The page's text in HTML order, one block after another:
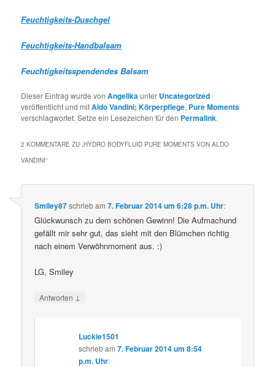
Feuchtigkeits-Duschgel
Feuchtigkeits-Handbalsam
Feuchtigkeitsspendendes Balsam
Dieser Eintrag wurde vonAngelikaunter Uncategorized
veröffentlicht und mitAldo Vandini; Körperpflege, Pure Moments
verschlagwortet. Setze ein Lesezeichen für den Permalink.
2 KOMMENTARE ZU „HYDRO BODYFLUID PURE MOMENTS VON ALDO
VANDINI“
Smiley87schriebam7. Februar 2014 um 6:28 p.m. Uhr:
Glückwunsch zu dem schönen Gewinn! Die Aufmachund
gefällt mir sehr gut, das sieht mit den Blümchen richtig
nach einem Verwöhnmoment aus. :)
LG, Smiley
Antworten ↓
Luckie1501
schriebam7. Februar 2014 um 8:54
p.m. Uhr: